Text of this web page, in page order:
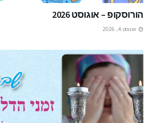
הורוסקופ – אוגוסט 2026
אוגוסט 4, 2026